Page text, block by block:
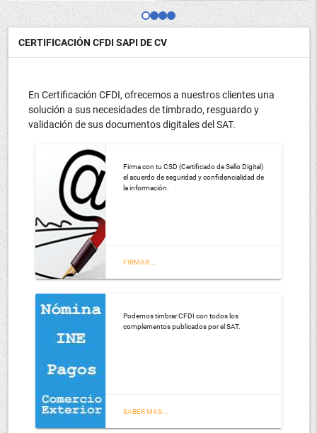
¿Eres Desarrollador?
¡Estamos listos para timbrar tus CFDI!
Contrata uno de nuestros servicios.
¡Adquiera el servicio de acuerdo a sus necesidades!
Tenemos diferentes servicios para el timbrado de CFDI.
CERTIFICACIÓN CFDI SAPI DE CV
En Certificación CFDI, ofrecemos a nuestros clientes una
solución a sus necesidades de timbrado, resguardo y
validación de sus documentos digitales del SAT.
Firma con tu CSD (Certificado de Sello Digital)
el acuerdo de seguridad y confidencialidad de
la información.
FIRMAR...
Podemos timbrar CFDI con todos los
complementos publicados por el SAT.
SABER MAS...